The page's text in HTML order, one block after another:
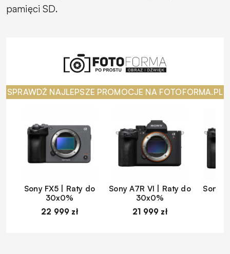
pamięci SD.
SPRAWDŹ NAJLEPSZE PROMOCJE NA FOTOFORMA.PL
Sony FX5 | Raty do
30x0%
22 999 zł
Sony A7R VI | Raty do
30x0%
21 999 zł
Sony